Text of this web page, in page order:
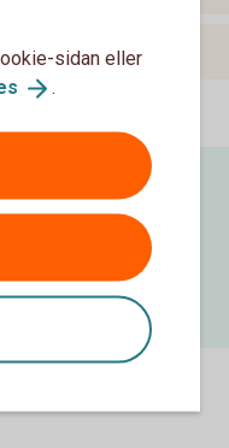
sidan eller
.